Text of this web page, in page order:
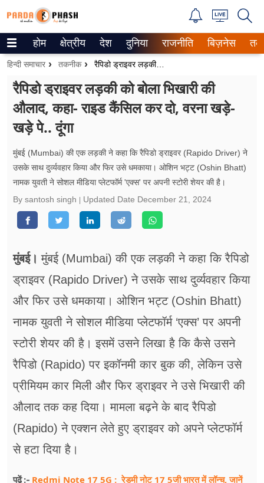
Trending on Google News
ePaper
वेब स्टोरीज
उत्तर प्रदेश
गैलरी
वीडियो
रिलेशनशिप
फूड
सेहत
ब्‍यूटी
जॉब्स
शिक्षा
अन्य खबरें
होम क्षेत्रीय देश दुनिया राजनीति बिज़नेस
हिन्दी समाचार तकनीक रैपिडो ड्राइवर लड़की को बोला भिखारी की औलाद, कहा- राइड कैंसिल कर दो, वरना खड़े-खड़े पे.. दूंगा
रैपिडो ड्राइवर लड़की को बोला भिखारी की
औलाद, कहा- राइड कैंसिल कर दो, वरना खड़े-
खड़े पे.. दूंगा
मुंबई (Mumbai) की एक लड़की ने कहा कि रैपिडो ड्राइवर (Rapido Driver) ने
उसके साथ दुर्व्यवहार किया और फिर उसे धमकाया। ओशिन भट्ट (Oshin Bhatt)
नामक युवती ने सोशल मीडिया प्लेटफॉर्म 'एक्स' पर अपनी स्टोरी शेयर की है।
By santosh singh
Updated Date December 21, 2024
मुंबई। मुंबई (Mumbai) की एक लड़की ने कहा कि रैपिडो
ड्राइवर (Rapido Driver) ने उसके साथ दुर्व्यवहार किया
और फिर उसे धमकाया। ओशिन भट्ट (Oshin Bhatt)
नामक युवती ने सोशल मीडिया प्लेटफॉर्म ‘एक्स’ पर अपनी
स्टोरी शेयर की है। इसमें उसने लिखा है कि कैसे उसने
रैपिडो (Rapido) पर इकॉनमी कार बुक की, लेकिन उसे
प्रीमियम कार मिली और फिर ड्राइवर ने उसे भिखारी की
औलाद तक कह दिया। मामला बढ़ने के बाद रैपिडो
(Rapido) ने एक्शन लेते हुए ड्राइवर को अपने प्लेटफॉर्म
से हटा दिया है।
पढ़ें :- Redmi Note 17 5G : रेडमी नोट 17 5जी भारत में लॉन्च, जानें